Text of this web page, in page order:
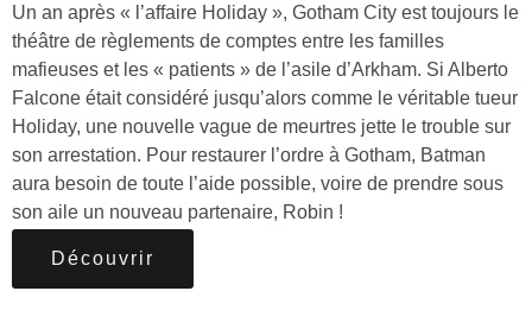
Un an après « l’affaire Holiday », Gotham City est toujours le
théâtre de règlements de comptes entre les familles
mafieuses et les « patients » de l’asile d’Arkham. Si Alberto
Falcone était considéré jusqu’alors comme le véritable tueur
Holiday, une nouvelle vague de meurtres jette le trouble sur
son arrestation. Pour restaurer l’ordre à Gotham, Batman
aura besoin de toute l’aide possible, voire de prendre sous
son aile un nouveau partenaire, Robin !
Découvrir